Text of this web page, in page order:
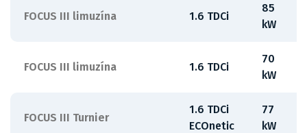
FOCUS III limuzína 1.6 TDCi
85
kW
FOCUS III limuzína 1.6 TDCi
70
kW
FOCUS III Turnier
1.6 TDCi
ECOnetic
77
kW